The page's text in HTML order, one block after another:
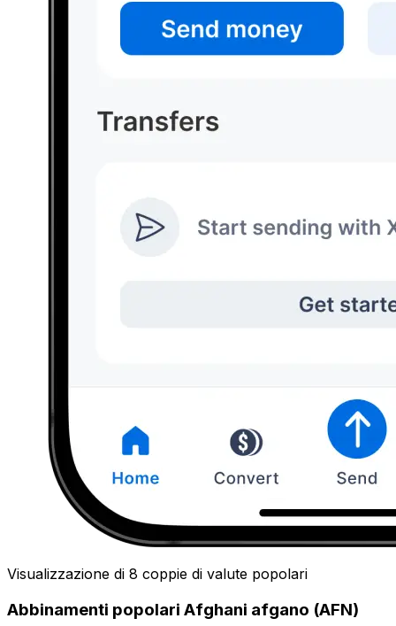
Visualizzazione di 8 coppie di valute popolari
Abbinamenti popolari Afghani afgano (AFN)